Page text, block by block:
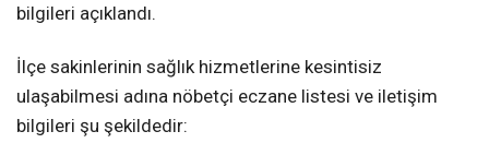
bilgileri açıklandı.
İlçe sakinlerinin sağlık hizmetlerine kesintisiz
ulaşabilmesi adına nöbetçi eczane listesi ve iletişim
bilgileri şu şekildedir: